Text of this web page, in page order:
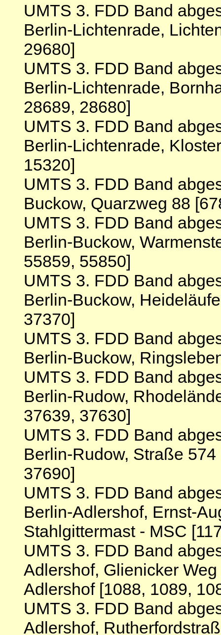
UMTS 3. FDD Band
Berlin-Lichtenrade,
29680]
UMTS 3. FDD Band
Berlin-Lichtenrade,
28689, 28680]
UMTS 3. FDD Band
Berlin-Lichtenrade,
15320]
UMTS 3. FDD Band
Buckow, Quarzweg 88
UMTS 3. FDD Band
Berlin-Buckow,
55859, 55850]
UMTS 3. FDD Band
Berlin-Buckow,
37370]
UMTS 3. FDD Band
Berlin-Buckow,
UMTS 3. FDD Band
Berlin-Rudow,
37639, 37630]
UMTS 3. FDD Band
Berlin-Rudow, Straße
37690]
UMTS 3. FDD Band
Berlin-Adlershof, Ernst-
Stahlgittermast - MSC
UMTS 3. FDD Band
Adlershof, Glienicker
Adlershof [1088, 1089,
UMTS 3. FDD Band
Adlershof,